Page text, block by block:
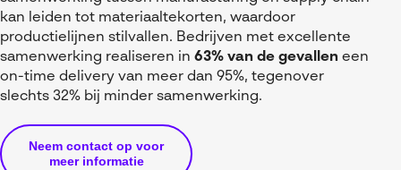
kan leiden tot materiaaltekorten, waardoor
productielijnen stilvallen. Bedrijven met excellente
samenwerking realiseren in 63% van de gevallen een
on-time delivery van meer dan 95%, tegenover
slechts 32% bij minder samenwerking.
Neem contact op voor
meer informatie